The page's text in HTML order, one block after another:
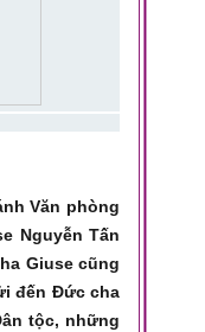
Văn phòng
Nguyễn Tấn
Giuse cũng
đến Đức cha
tộc, những